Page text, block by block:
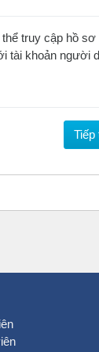
truy cập hồ
tài khoản người
Tiếp